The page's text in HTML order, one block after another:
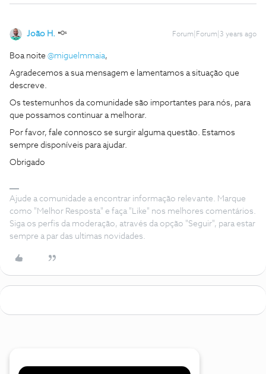
João H. Forum|Forum|3 years ago
Boa noite @miguelmmaia,
Agradecemos a sua mensagem e lamentamos a situação que
descreve.
Os testemunhos da comunidade são importantes para nós, para
que possamos continuar a melhorar.
Por favor, fale connosco se surgir alguma questão. Estamos
sempre disponíveis para ajudar.
Obrigado
Ajude a comunidade a encontrar informação relevante. Marque
como "Melhor Resposta" e faça "Like" nos melhores comentários.
Siga os perfis da moderação, através da opção "Seguir", para estar
sempre a par das ultimas novidades.